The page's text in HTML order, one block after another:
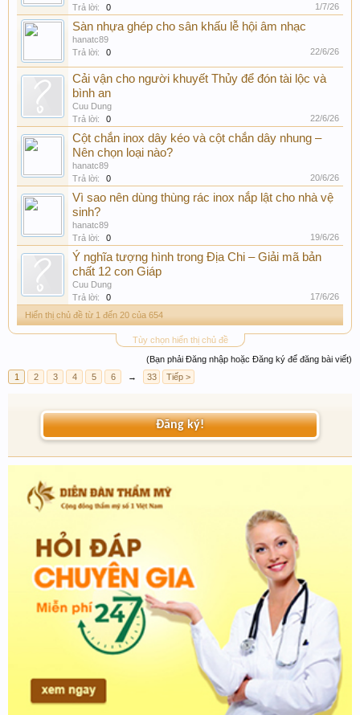
Trả lời:
0 1/7/26
Sàn nhựa ghép cho sân khấu lễ hội âm nhạc
hanatc89
Trả lời:
0 22/6/26
Cải vận cho người khuyết Thủy để đón tài lộc và
bình an
Cuu Dung
Trả lời:
0 22/6/26
Cột chắn inox dây kéo và cột chắn dây nhung –
Nên chọn loại nào?
hanatc89
Trả lời:
0 20/6/26
Vì sao nên dùng thùng rác inox nắp lật cho nhà vệ
sinh?
hanatc89
Trả lời:
0 19/6/26
Ý nghĩa tượng hình trong Địa Chi – Giải mã bản
chất 12 con Giáp
Cuu Dung
Trả lời:
0
17/6/26
Hiển thị chủ đề từ 1 đến 20 của 654
Tùy chọn hiển thị chủ đề
(Bạn phải Đăng nhập hoặc Đăng ký để đăng bài viết)
1
2 3 4 5 6 → 33 Tiếp >
Đăng ký!